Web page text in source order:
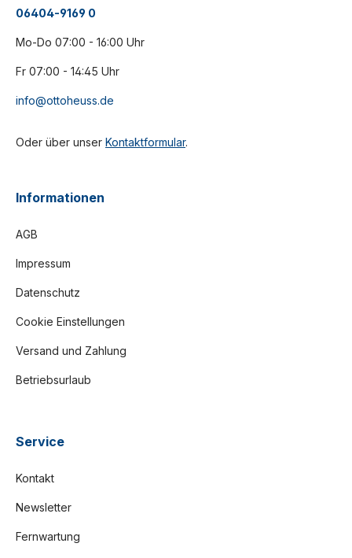
06404-9169 0
Mo-Do 07:00 - 16:00 Uhr
Fr 07:00 - 14:45 Uhr
info@ottoheuss.de
Oder über unser Kontaktformular.
Informationen
AGB
Impressum
Datenschutz
Cookie Einstellungen
Versand und Zahlung
Betriebsurlaub
Service
Kontakt
Newsletter
Fernwartung